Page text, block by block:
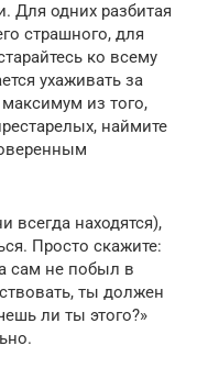
Для одних разбитая
страшного, для
ко всему
ухаживать за
из того,
наймите
всегда находятся),
Просто скажите:
сам не побыл в
ты должен
ли ты этого?»